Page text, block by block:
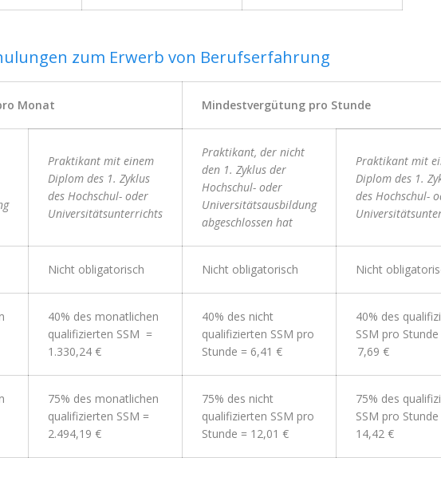
zum Erwerb von Berufserfahrung
Monat Mindestvergütung pro Stunde
Praktikant mit einem
Diplom des 1. Zyklus
des Hochschul- oder
Universitätsunterrichts
Praktikant, der nicht
den 1. Zyklus der
Hochschul- oder
Universitätsausbildung
abgeschlossen hat
Praktikant mit
Diplom des 1.
des Hochschul-
Nicht obligatorisch Nicht obligatorisch Nicht
40% des monatlichen
qualifizierten SSM =
1.330,24 €
40% des nicht
qualifizierten SSM pro
Stunde = 6,41 €
40% des
SSM pro
7,69 €
75% des monatlichen
qualifizierten SSM =
2.494,19 €
75% des nicht
qualifizierten SSM pro
Stunde = 12,01 €
75% des
SSM pro
14,42 €